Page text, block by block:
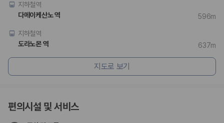
지하철역
다메이케산노 역
596m
지하철역
도라노몬 역
637m
지도로 보기
편의시설 및 서비스